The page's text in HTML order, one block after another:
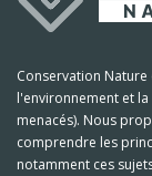
Conservation
l'environnement et
menacés). Nous
comprendre les
notamment ces